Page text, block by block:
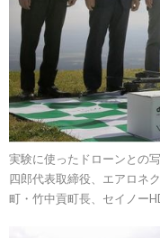
実験に使ったドローンとの
四郎代表取締役、エアロネ
町・竹中貢町長、セイノー